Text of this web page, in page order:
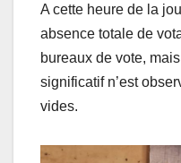
A cette heure de la
absence totale de
bureaux de vote,
significatif n’est
vides.